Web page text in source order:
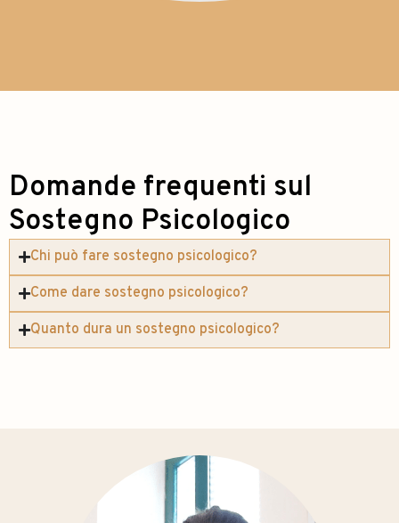
Domande frequenti sul
Sostegno Psicologico
Chi può fare sostegno psicologico?
Come dare sostegno psicologico?
Quanto dura un sostegno psicologico?